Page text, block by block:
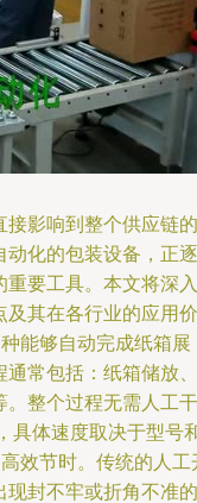
接影响到整个供应链的
动化的包装设备，正逐
重要工具。本文将深入
及其在各行业的应用价
能够自动完成纸箱展
通常包括：纸箱储放、
。整个过程无需人工干
具体速度取决于型号
效节时。传统的人工
现封不牢或折角不准的